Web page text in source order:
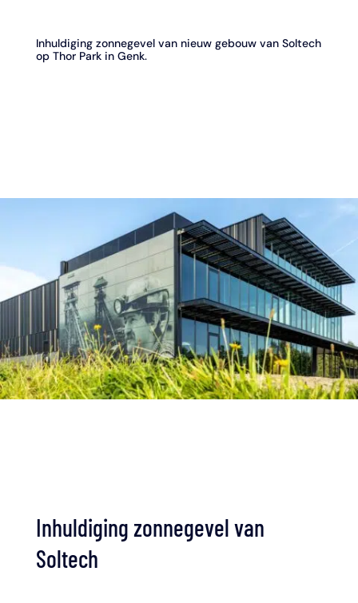
Inhuldiging zonnegevel van nieuw gebouw van Soltech
op Thor Park in Genk.
Inhuldiging zonnegevel van
Soltech